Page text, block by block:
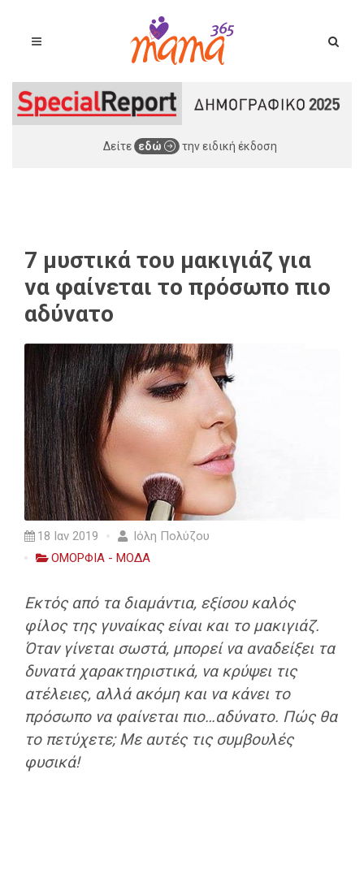
Δείτε εδώ την ειδική έκδοση
7 μυστικά του μακιγιάζ για
να φαίνεται το πρόσωπο πιο
αδύνατο
18 Ιαν 2019
Ιόλη Πολύζου
ΟΜΟΡΦΙΑ - ΜΟΔΑ
Εκτός από τα διαμάντια, εξίσου καλός
φίλος της γυναίκας είναι και το μακιγιάζ.
Όταν γίνεται σωστά, μπορεί να αναδείξει τα
δυνατά χαρακτηριστικά, να κρύψει τις
ατέλειες, αλλά ακόμη και να κάνει το
πρόσωπο να φαίνεται πιο…αδύνατο. Πώς θα
το πετύχετε; Με αυτές τις συμβουλές
φυσικά!